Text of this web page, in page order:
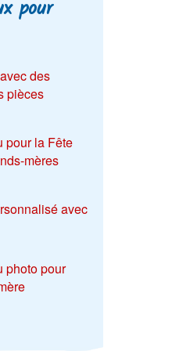
pour
des
pièces
pour la Fête
mères
avec
photo pour